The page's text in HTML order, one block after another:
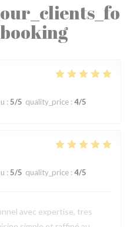
: 5/5 quality_price : 4/5
: 5/5 quality_price : 4/5
avec expertise, tres